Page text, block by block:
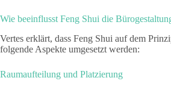
Wie beeinflusst Feng Shui die
Vertes erklärt, dass Feng Shui auf dem
folgende Aspekte umgesetzt werden:
Raumaufteilung und Platzierung